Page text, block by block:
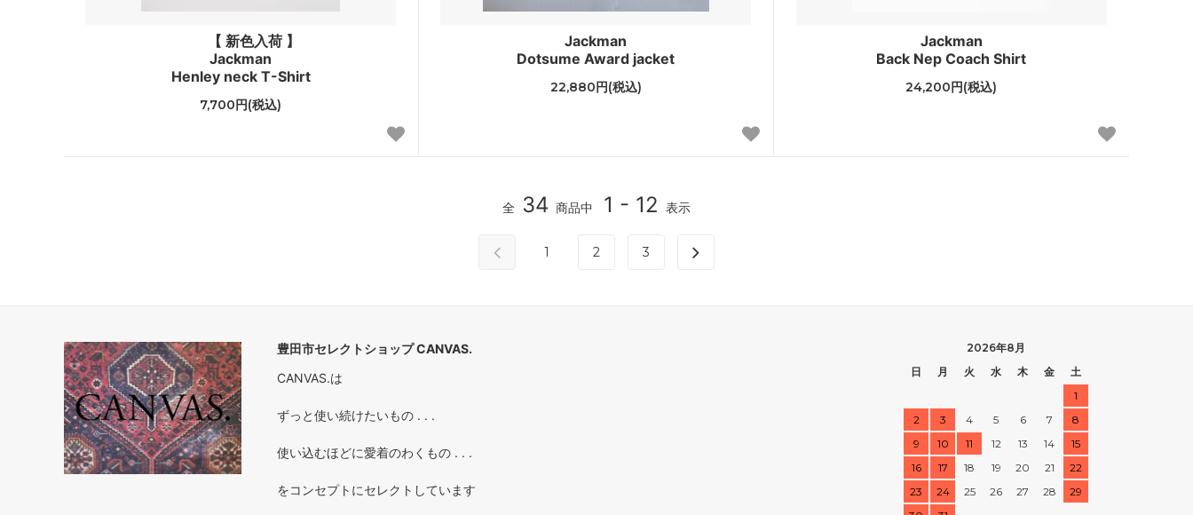
【 新色入荷 】
Jackman
Henley neck T-Shirt
7,700円(税込)
Jackman
Dotsume Award jacket
22,880円(税込)
Jackman
Back Nep Coach Shirt
24,200円(税込)
全 34 商品中 1 - 12 表示
1 2 3
豊田市セレクトショップ CANVAS.
CANVAS.は
ずっと使い続けたいもの . . .
使い込むほどに愛着のわくもの . . .
をコンセプトにセレクトしています
2026年8月
日
月 火 水 木 金
土
1
2
3 4 5 6 7
8
9
10 11 12 13 14
15
16
17 18 19 20 21
22
23
24 25 26 27 28
29